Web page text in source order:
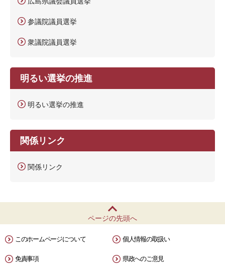
参議院議員選挙
衆議院議員選挙
明るい選挙の推進
明るい選挙の推進
関係リンク
関係リンク
ページの先頭へ
このホームページについて 個人情報の取扱い
免責事項 県政へのご意見